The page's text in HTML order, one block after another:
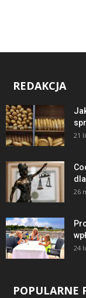
REDAKCJA
21
26
24
POPULARNE